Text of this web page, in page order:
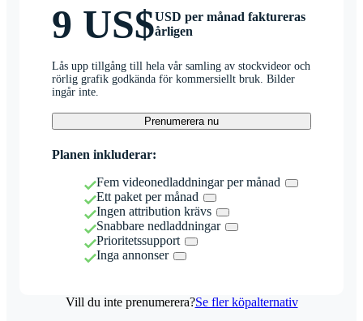
9 US$USD per månad faktureras
årligen
Lås upp tillgång till hela vår samling av stockvideor och
rörlig grafik godkända för kommersiellt bruk. Bilder
ingår inte.
Prenumerera nu
Planen inkluderar:
Fem videonedladdningar per månad
Ett paket per månad
Ingen attribution krävs
Snabbare nedladdningar
Prioritetssupport
Inga annonser
Vill du inte prenumerera?Se fler köpalternativ